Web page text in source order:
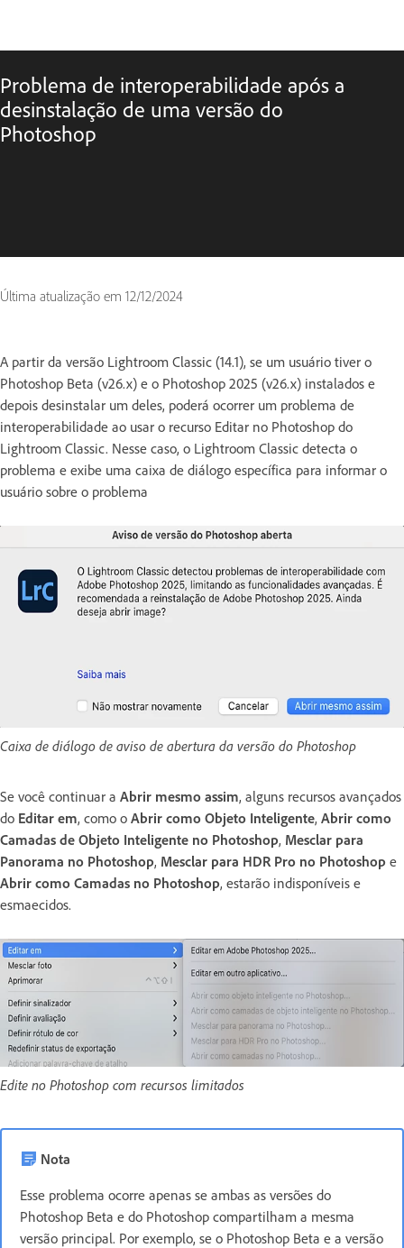
Problema de interoperabilidade após a
desinstalação de uma versão do
Photoshop
Última atualização em 12/12/2024
A partir da versão Lightroom Classic (14.1), se um usuário tiver o
Photoshop Beta (v26.x) e o Photoshop 2025 (v26.x) instalados e
depois desinstalar um deles, poderá ocorrer um problema de
interoperabilidade ao usar o recurso Editar no Photoshop do
Lightroom Classic. Nesse caso, o Lightroom Classic detecta o
problema e exibe uma caixa de diálogo específica para informar o
usuário sobre o problema
Caixa de diálogo de aviso de abertura da versão do Photoshop
Se você continuar a Abrir mesmo assim, alguns recursos avançados
do Editar em, como o Abrir como Objeto Inteligente, Abrir como
Camadas de Objeto Inteligente no Photoshop, Mesclar para
Panorama no Photoshop, Mesclar para HDR Pro no Photoshop e
Abrir como Camadas no Photoshop, estarão indisponíveis e
esmaecidos.
Edite no Photoshop com recursos limitados
Nota
Esse problema ocorre apenas se ambas as versões do
Photoshop Beta e do Photoshop compartilham a mesma
versão principal. Por exemplo, se o Photoshop Beta e a versão